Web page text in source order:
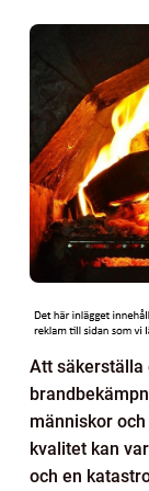
Att säkerställa
människor
kvalitet kan
och en